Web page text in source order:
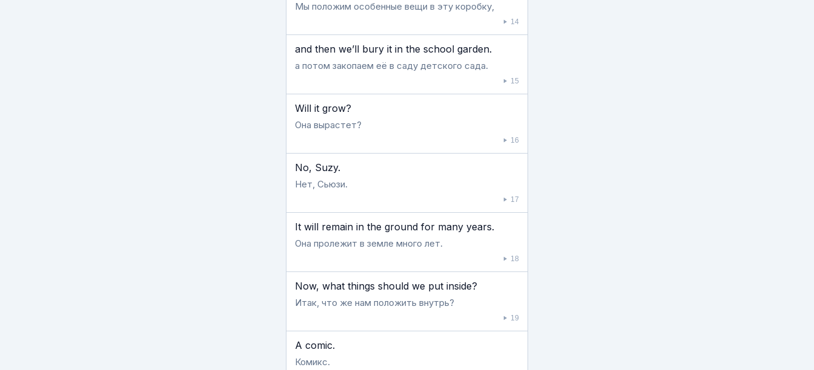
Мы положим особенные вещи в эту коробку,
14
and then we’ll bury it in the school garden.
а потом закопаем её в саду детского сада.
15
Will it grow?
Она вырастет?
16
No, Suzy.
Нет, Сьюзи.
17
It will remain in the ground for many years.
Она пролежит в земле много лет.
18
Now, what things should we put inside?
Итак, что же нам положить внутрь?
19
A comic.
Комикс.